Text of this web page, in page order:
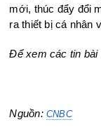
mới, thúc đẩy đổi
ra thiết bị cá nhân
Để xem các tin bài
Nguồn:CNBC